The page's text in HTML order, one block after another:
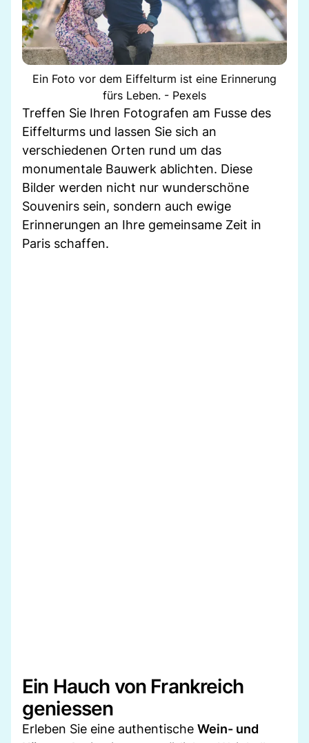
Ein Foto vor dem Eiffelturm ist eine Erinnerung
fürs Leben. - Pexels
Treffen Sie Ihren Fotografen am Fusse des
Eiffelturms und lassen Sie sich an
verschiedenen Orten rund um das
monumentale Bauwerk ablichten. Diese
Bilder werden nicht nur wunderschöne
Souvenirs sein, sondern auch ewige
Erinnerungen an Ihre gemeinsame Zeit in
Paris schaffen.
Ein Hauch von Frankreich
geniessen
Erleben Sie eine authentische Wein- und